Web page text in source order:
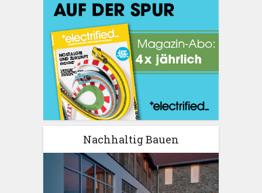
Nachhaltig Bauen